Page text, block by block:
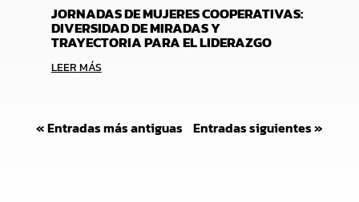
JORNADAS DE MUJERES COOPERATIVAS:
DIVERSIDAD DE MIRADAS Y
TRAYECTORIA PARA EL LIDERAZGO
LEER MÁS
« Entradas más antiguas Entradas siguientes »